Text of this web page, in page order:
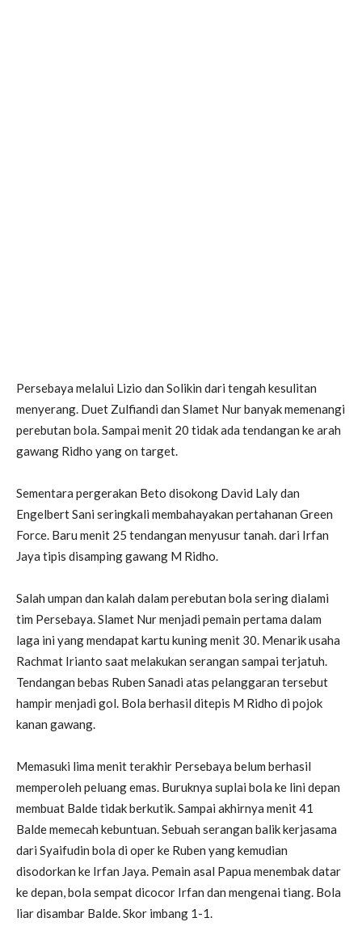
Persebaya melalui Lizio dan Solikin dari tengah kesulitan
menyerang. Duet Zulfiandi dan Slamet Nur banyak memenangi
perebutan bola. Sampai menit 20 tidak ada tendangan ke arah
gawang Ridho yang on target.
Sementara pergerakan Beto disokong David Laly dan
Engelbert Sani seringkali membahayakan pertahanan Green
Force. Baru menit 25 tendangan menyusur tanah. dari Irfan
Jaya tipis disamping gawang M Ridho.
Salah umpan dan kalah dalam perebutan bola sering dialami
tim Persebaya. Slamet Nur menjadi pemain pertama dalam
laga ini yang mendapat kartu kuning menit 30. Menarik usaha
Rachmat Irianto saat melakukan serangan sampai terjatuh.
Tendangan bebas Ruben Sanadi atas pelanggaran tersebut
hampir menjadi gol. Bola berhasil ditepis M Ridho di pojok
kanan gawang.
Memasuki lima menit terakhir Persebaya belum berhasil
memperoleh peluang emas. Buruknya suplai bola ke lini depan
membuat Balde tidak berkutik. Sampai akhirnya menit 41
Balde memecah kebuntuan. Sebuah serangan balik kerjasama
dari Syaifudin bola di oper ke Ruben yang kemudian
disodorkan ke Irfan Jaya. Pemain asal Papua menembak datar
ke depan, bola sempat dicocor Irfan dan mengenai tiang. Bola
liar disambar Balde. Skor imbang 1-1.